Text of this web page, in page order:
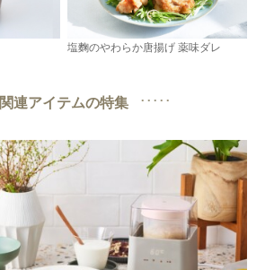
塩麴のやわらか唐揚げ 薬味ダレ
関連アイテムの特集